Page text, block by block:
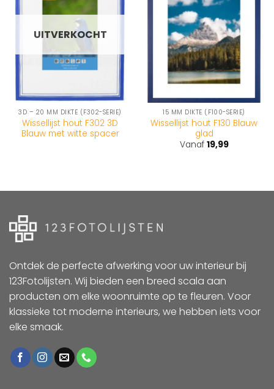
UITVERKOCHT
3D – 20 MM DIKTE (F302-SERIE)
Wissellijst hout F302 3D
Blauw met witte spacer
wenslijst
15 MM DIKTE (F100-SERIE)
Wissellijst hout F130 Blauw
glad
Vanaf 19,99
Ontdek de perfecte afwerking voor uw interieur bij
123Fotolijsten. Wij bieden een breed scala aan
producten om elke woonruimte op te fleuren. Voor
klassieke tot moderne interieurs, we hebben iets voor
elke smaak.